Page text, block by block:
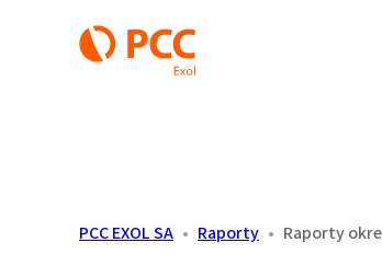
PCC EXOL SA • Raporty • Raporty